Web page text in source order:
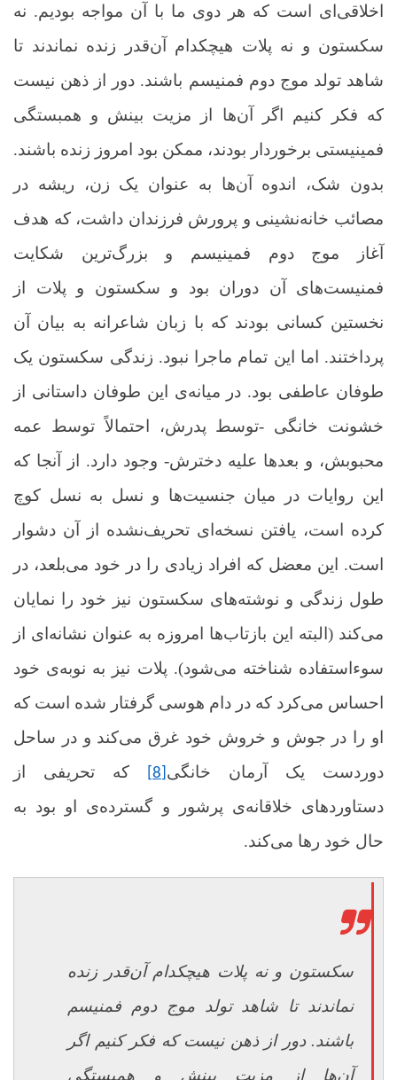
اخلاقی‌ای است که هر دوی ما با آن مواجه بودیم. نه
سکستون و نه پلات هیچکدام آن‌قدر زنده نماندند تا
شاهد تولد موج دوم فمنیسم باشند. دور از ذهن نیست
که فکر کنیم اگر آن‌ها از مزیت بینش و همبستگی
فمینیستی برخوردار بودند، ممکن بود امروز زنده باشند.
بدون شک، اندوه آن‌ها به عنوان یک زن، ریشه در
مصائب خانه‌نشینی و پرورش فرزندان داشت، که هدف
آغاز موج دوم فمینیسم و بزرگ‌ترین شکایت
فمنیست‌های آن دوران بود و سکستون و پلات از
نخستین کسانی بودند که با زبان شاعرانه به بیان آن
پرداختند. اما این تمام ماجرا نبود. زندگی سکستون یک
طوفان عاطفی بود. در میانه‌ی این طوفان داستانی از
خشونت خانگی -توسط پدرش، احتمالاً توسط عمه
محبوبش، و بعدها علیه دخترش- وجود دارد. از آنجا که
این روایات در میان جنسیت‌ها و نسل‌ به نسل کوچ
کرده است، یافتن نسخه‌ای تحریف‌نشده از آن دشوار
است. این معضل که افراد زیادی را در خود می‌بلعد، در
طول زندگی و نوشته‌های سکستون نیز خود را نمایان
می‌کند (البته این بازتاب‌ها امروزه به عنوان نشانه‌ای از
سوء‌استفاده شناخته می‌شود). پلات نیز به نوبه‌ی خود
احساس می‌کرد که در دام هوسی گرفتار شده است که
او را در جوش و خروش خود غرق می‌کند و در ساحل
دوردست یک آرمان خانگی
که تحریفی از
دستاوردهای خلاقانه‌ی پرشور و گسترده‌ی او بود به
حال خود رها می‌کند.
سکستون و نه پلات هیچکدام آن‌قدر زنده
نماندند تا شاهد تولد موج دوم فمنیسم
باشند. دور از ذهن نیست که فکر کنیم اگر
آن‌ها از مزیت بینش و همبستگی